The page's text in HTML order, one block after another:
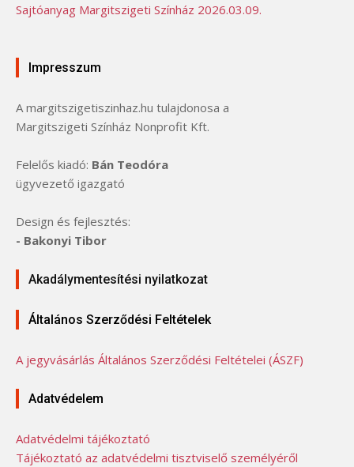
Sajtóanyag Margitszigeti Színház 2026.03.09.
Impresszum
A margitszigetiszinhaz.hu tulajdonosa a
Margitszigeti Színház Nonprofit Kft.
Felelős kiadó: Bán Teodóra
ügyvezető igazgató
Design és fejlesztés:
- Bakonyi Tibor
Akadálymentesítési nyilatkozat
Általános Szerződési Feltételek
A jegyvásárlás Általános Szerződési Feltételei (ÁSZF)
Adatvédelem
Adatvédelmi tájékoztató
Tájékoztató az adatvédelmi tisztviselő személyéről